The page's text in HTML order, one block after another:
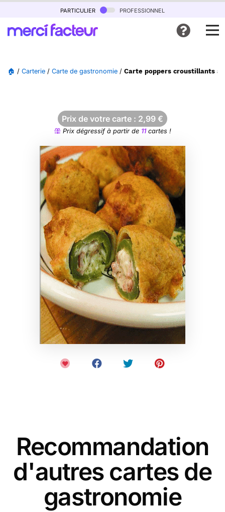
particulier professionnel
🏠 / Carterie / Carte de gastronomie / Carte poppers croustillants
Prix de votre carte : 2,99 €
Prix dégressif à partir de 11cartes !
Recommandation
d'autres cartes de
gastronomie